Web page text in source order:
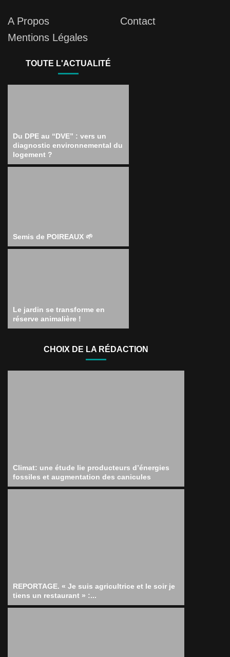
A Propos
Contact
Mentions Légales
TOUTE L'ACTUALITÉ
Du DPE au “DVE” : vers un
diagnostic environnemental du
logement ?
Semis de POIREAUX 🌱
Le jardin se transforme en
réserve animalière !
CHOIX DE LA RÉDACTION
Climat: une étude lie producteurs d’énergies
fossiles et augmentation des canicules
REPORTAGE. « Je suis agricultrice et le soir je
tiens un restaurant » :...